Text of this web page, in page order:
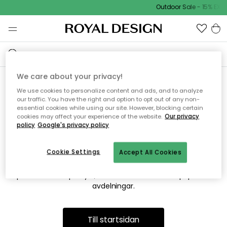
Outdoor Sale - 15%
Vi hittar tyvärr inte sidan du
söker
Detta kan bero på att sidan inte längre finns eller att den har
flyttats. Vi ber om ursäkt för besväret. I menyn ovan kan du
prova att söka på nytt, eller besöka en av våra populära
avdelningar.
Till startsidan
We care about your privacy!
We use cookies to personalize content and ads, and to analyze
our traffic. You have the right and option to opt out of any non-
essential cookies while using our site. However, blocking certain
cookies may affect your experience of the website. Our privacy
policy Google's privacy policy
Accept All Cookies
Cookie Settings